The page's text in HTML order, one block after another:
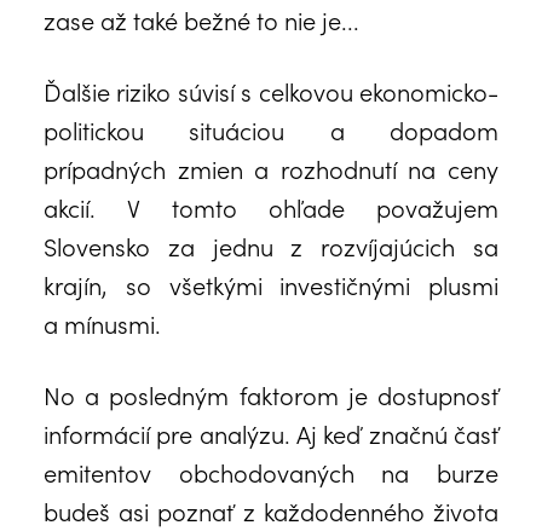
zase až také bežné to nie je...
Ďalšie riziko súvisí s celkovou ekonomicko-
politickou situáciou a dopadom
prípadných zmien a rozhodnutí na ceny
akcií. V tomto ohľade považujem
Slovensko za jednu z rozvíjajúcich sa
krajín, so všetkými investičnými plusmi
a mínusmi.
No a posledným faktorom je dostupnosť
informácií pre analýzu. Aj keď značnú časť
emitentov obchodovaných na burze
budeš asi poznať z každodenného života